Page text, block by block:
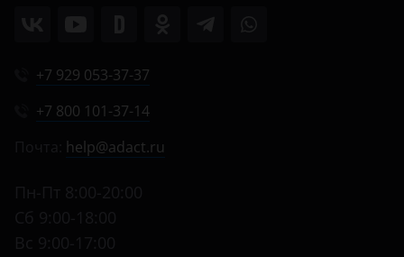
+7 929 053-37-37
+7 800 101-37-14
help@adact.ru